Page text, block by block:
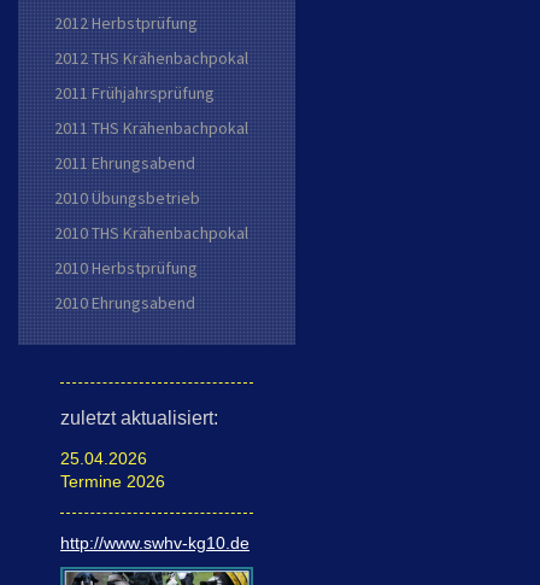
2012 Herbstprüfung
2012 THS Krähenbachpokal
2011 Frühjahrsprüfung
2011 THS Krähenbachpokal
2011 Ehrungsabend
2010 Übungsbetrieb
2010 THS Krähenbachpokal
2010 Herbstprüfung
2010 Ehrungsabend
zuletzt aktualisiert:
25.04.2026
Termine 2026
http://www.swhv-kg10.de